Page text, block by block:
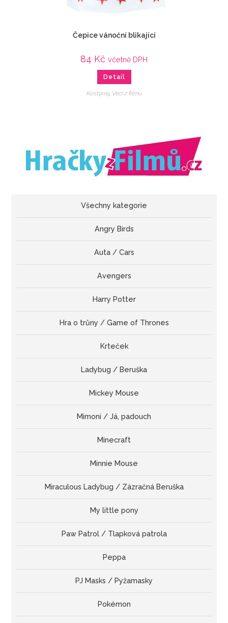
Čepice vánoční blikající
84 Kč včetně DPH
Detail
Kostýmy, Veci z filmu
Všechny kategorie
Angry Birds
Auta / Cars
Avengers
Harry Potter
Hra o trůny / Game of Thrones
Krteček
Ladybug / Beruška
Mickey Mouse
Mimoni / Já, padouch
Minecraft
Minnie Mouse
Miraculous Ladybug / Zázračná Beruška
My little pony
Paw Patrol / Tlapková patrola
Peppa
PJ Masks / Pyžamasky
Pokémon